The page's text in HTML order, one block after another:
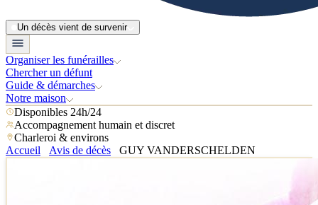
Un décès vient de survenir
Organiser les funérailles
Chercher un défunt
Guide & démarches
Notre maison
Disponibles 24h/24
Accompagnement humain et discret
Charleroi & environs
Accueil
Avis de décès GUY VANDERSCHELDEN